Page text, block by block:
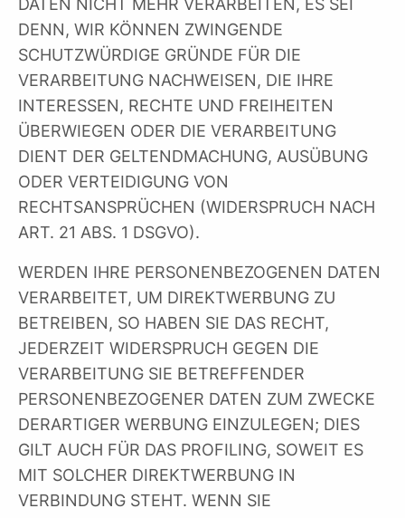
DATEN NICHT MEHR VERARBEITEN, ES SEI
DENN, WIR KÖNNEN ZWINGENDE
SCHUTZWÜRDIGE GRÜNDE FÜR DIE
VERARBEITUNG NACHWEISEN, DIE IHRE
INTERESSEN, RECHTE UND FREIHEITEN
ÜBERWIEGEN ODER DIE VERARBEITUNG
DIENT DER GELTENDMACHUNG, AUSÜBUNG
ODER VERTEIDIGUNG VON
RECHTSANSPRÜCHEN (WIDERSPRUCH NACH
ART. 21 ABS. 1 DSGVO).
WERDEN IHRE PERSONENBEZOGENEN DATEN
VERARBEITET, UM DIREKTWERBUNG ZU
BETREIBEN, SO HABEN SIE DAS RECHT,
JEDERZEIT WIDERSPRUCH GEGEN DIE
VERARBEITUNG SIE BETREFFENDER
PERSONENBEZOGENER DATEN ZUM ZWECKE
DERARTIGER WERBUNG EINZULEGEN; DIES
GILT AUCH FÜR DAS PROFILING, SOWEIT ES
MIT SOLCHER DIREKTWERBUNG IN
VERBINDUNG STEHT. WENN SIE